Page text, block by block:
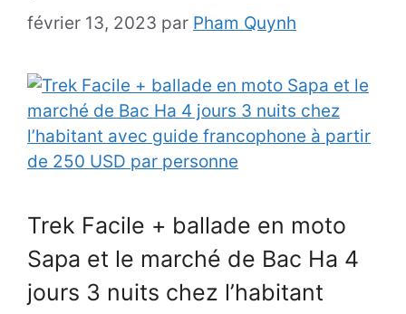
février 13, 2023 par Pham Quynh
Trek Facile + ballade en moto
Sapa et le marché de Bac Ha 4
jours 3 nuits chez l’habitant